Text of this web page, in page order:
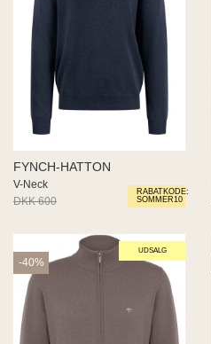
RABATKODE:
SOMMER10
FYNCH-HATTON
V-Neck
DKK 600
DKK 360
UDSALG
-40%